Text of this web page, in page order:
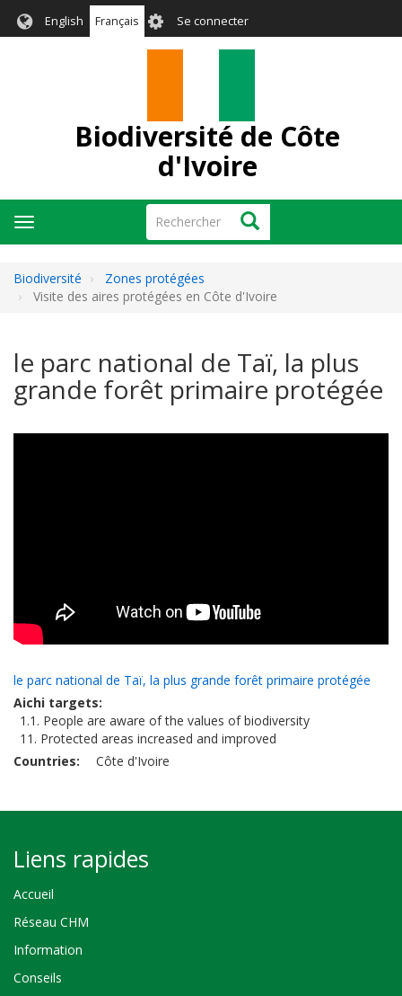
English Français User
account
Se connecter
Biodiversité de Côte
d'Ivoire
Rechercher Rechercher
Toggle
navigation
Biodiversité
Zones protégées
Visite des aires protégées en Côte d'Ivoire
le parc national de Taï, la plus
grande forêt primaire protégée
le parc national de Taï, la plus grande forêt primaire protégée
Aichi targets
1.1. People are aware of the values of biodiversity
11. Protected areas increased and improved
Countries
Côte d'Ivoire
Liens rapides
Accueil
Réseau CHM
Information
Conseils